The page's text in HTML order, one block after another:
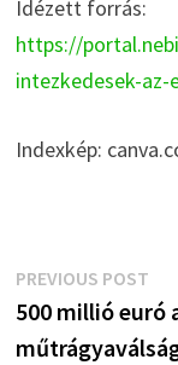
Idézett forrás:
https://
intezkedesek-
Indexkép:
Bejegyzés
navigáció
PREVIOUS POST
500 millió euró